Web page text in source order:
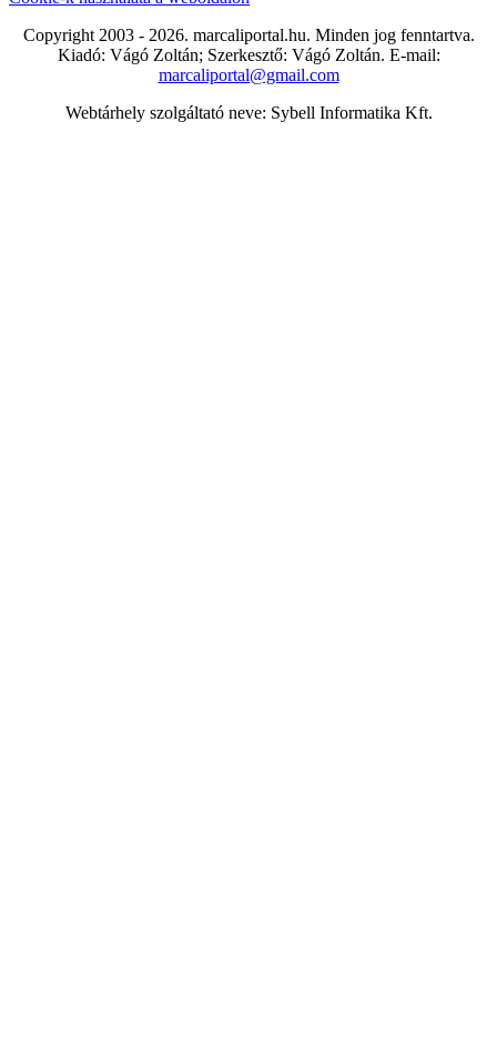
Copyright 2003 - 2026. marcaliportal.hu. Minden jog fenntartva.
Kiadó: Vágó Zoltán; Szerkesztő: Vágó Zoltán. E-mail:
marcaliportal@gmail.com
Webtárhely szolgáltató neve: Sybell Informatika Kft.